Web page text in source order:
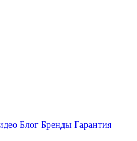
Блог Бренды Гарантия